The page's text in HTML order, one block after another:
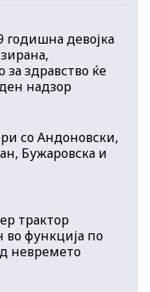
годишна девојка
здравство ќе
надзор
со Андоновски,
Бужаровска и
трактор
во функција по
невремето